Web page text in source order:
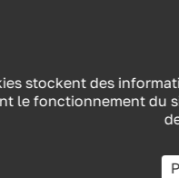
Alcool, café,
Même si certaines de
de dormir, elles
stockent des
le fonctionnement du